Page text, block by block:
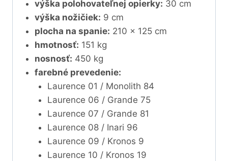
výška polohovateľnej opierky: 30 cm
výška nožičiek: 9 cm
plocha na spanie: 210 x 125 cm
hmotnosť: 151 kg
nosnosť: 450 kg
farebné prevedenie:
Laurence 01 / Monolith 84
Laurence 06 / Grande 75
Laurence 07 / Grande 81
Laurence 08 / Inari 96
Laurence 09 / Kronos 9
Laurence 10 / Kronos 19